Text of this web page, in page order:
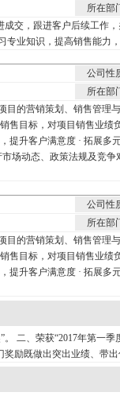
所在部
成交，跟进客户后续工作
专业知识，提高销售能力
公司性
所在部
目的营销策划、销售管理
售目标，对项目销售业
提升客户满意度 · 拓展多
场动态、政策法规及竞
公司性
所在部
目的营销策划、销售管理
售目标，对项目销售业
提升客户满意度 · 拓展多
二、荣获“2017年第一
奖励既做出突出业绩、带